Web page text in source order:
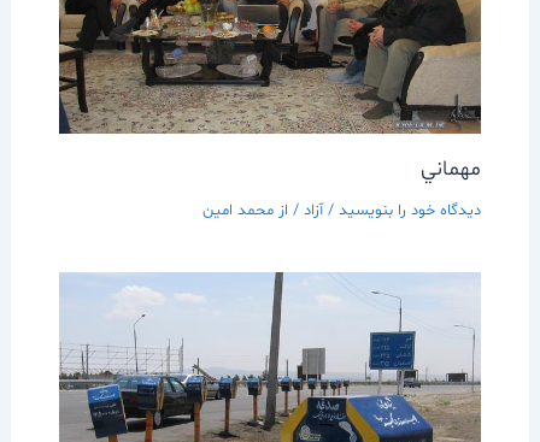
مهماني
دیدگاه‌ خود را بنویسید /آزاد/ از محمد امین